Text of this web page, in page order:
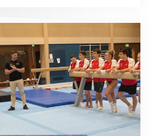
avec des objectifs clairs